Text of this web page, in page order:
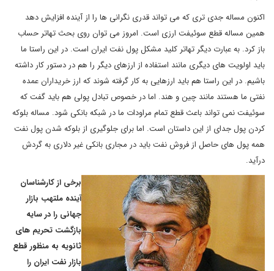
اکنون مساله جدی تری که می تواند قدری نگرانی ها را از آینده افزایش دهد
همین مساله قطع سوئیفت ارزی است. امروز می توان روی بحث تهاتر حساب
باز کرد. به عبارت دیگر تهاتر کلید مشکل پول نفت ایران است. در این راستا ما
باید اولویت های دیگری مانند استفاده از ارزهای دیگر را هم در دستور کار داشته
باشیم. در این راستا هم باید ارزهایی به کار گرفته شوند که ارز خریداران عمده
نفتی ما هستند مانند چین و هند. اما در خصوص تبادل پولی هم باید گفت که
سوئیفت نمی تواند باعث قطع تمام مراودات ما در شبکه بانکی شود. مساله بلوکه
کردن پول جدای از این داستان است. اما برای جلوگیری از بلوکه شدن پول نفت
همه پول های حاصل از فروش نفت باید در مجاری بانکی غیر دلاری به گردش
درآید.
برخی از کارشناسان
آینده ملتهب بازار
جهانی را در سایه
بازگشت تحریم های
ثانویه به منظور قطع
بازار نفت ایران را